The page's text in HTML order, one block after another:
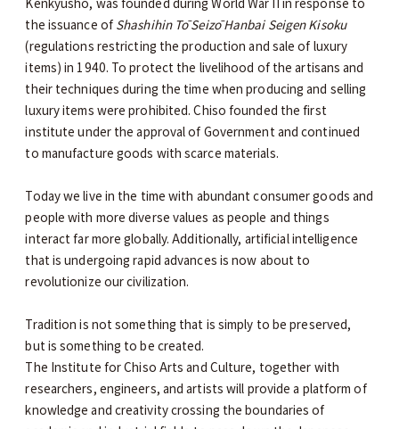
the issuance of Shashihin Tō Seizō Hanbai Seigen Kisoku
(regulations restricting the production and sale of luxury
items) in 1940. To protect the livelihood of the artisans and
their techniques during the time when producing and selling
luxury items were prohibited. Chiso founded the first
institute under the approval of Government and continued
to manufacture goods with scarce materials.
Today we live in the time with abundant consumer goods and
people with more diverse values as people and things
interact far more globally. Additionally, artificial intelligence
that is undergoing rapid advances is now about to
revolutionize our civilization.
Tradition is not something that is simply to be preserved,
but is something to be created.
The Institute for Chiso Arts and Culture, together with
researchers, engineers, and artists will provide a platform of
knowledge and creativity crossing the boundaries of